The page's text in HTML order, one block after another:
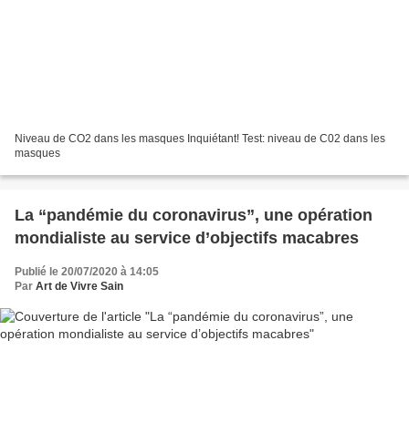
Niveau de CO2 dans les masques Inquiétant! Test: niveau de C02 dans les
masques
La “pandémie du coronavirus”, une opération
mondialiste au service d’objectifs macabres
Publié le 20/07/2020 à 14:05
Par Art de Vivre Sain